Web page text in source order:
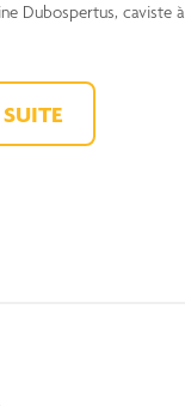
Dubospertus, caviste